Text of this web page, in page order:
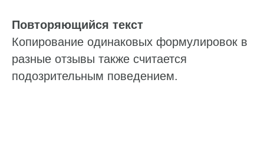
Повторяющийся текст
Копирование одинаковых формулировок в
разные отзывы также считается
подозрительным поведением.